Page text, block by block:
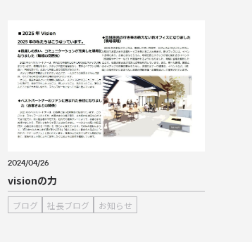
2024/04/26
visionの力
ブログ 社長ブログ お知らせ